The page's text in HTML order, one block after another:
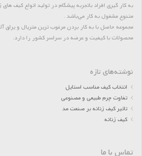
به کار گیری افراد باتجربه پیشگام در تولید انواع کیف
متنوع مشغول به کار می‌باشد .
مجموعه حاصل با به کار بردن مرغوب ترین متریال و یراق
محصولات با کیفیت و عرضه در سراسر کشور را دارد.
نوشته‌های تازه
انتخاب کیف مناسب استایل
تفاوت چرم طبیعی و مصنوعی
تاثیر کیف زنانه بر صنعت مد
کیف زنانه
تماس با ما